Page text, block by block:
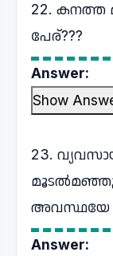
22. കനത്ത
പേര്???
Answer:
Show
23.
അവസ്ഥയേ
Answer: